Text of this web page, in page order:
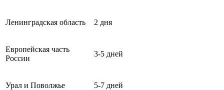
Ленинградская область 2 дня
Европейская часть
России
3-5 дней
Урал и Поволжье 5-7 дней